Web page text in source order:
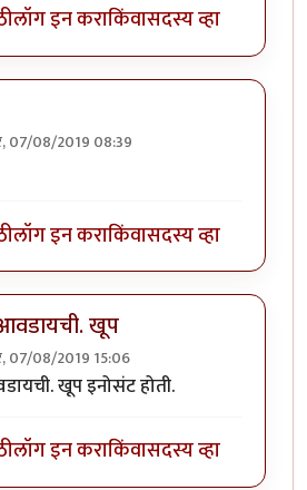
लॉग इन कराकिंवासदस्य व्हा
07/08/2019 08:39
लॉग इन कराकिंवासदस्य व्हा
खूप
07/08/2019 15:06
खूप इनोसंट होती.
लॉग इन कराकिंवासदस्य व्हा